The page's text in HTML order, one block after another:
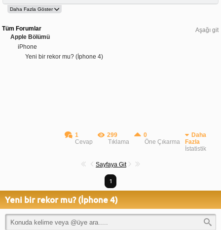
Aşağı git
Tüm Forumlar
Apple Bölümü
iPhone
Yeni bir rekor mu? (İphone 4)
1
Cevap
299
Tıklama
0
Öne Çıkarma
Daha
Fazla
İstatistik
Sayfaya Git
1
Yeni bir rekor mu? (İphone 4)